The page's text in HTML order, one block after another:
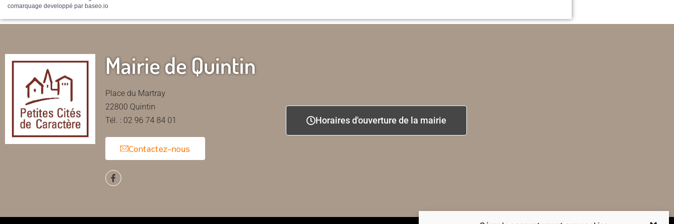
comarquage developpé par baseo.io
Mairie de Quintin
Place du Martray
22800 Quintin
Tél. : 02 96 74 84 01
Contactez-nous
Horaires d'ouverture de la mairie